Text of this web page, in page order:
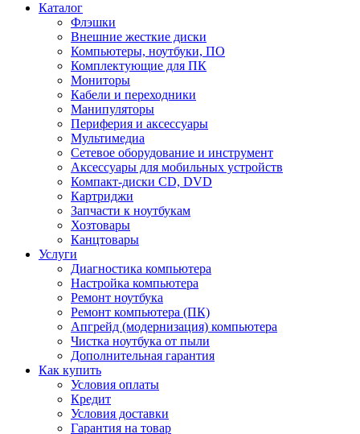
Каталог
Флэшки
Внешние жесткие диски
Компьютеры, ноутбуки, ПО
Комплектующие для ПК
Мониторы
Кабели и переходники
Манипуляторы
Периферия и аксессуары
Мультимедиа
Сетевое оборудование и инструмент
Аксессуары для мобильных устройств
Компакт-диски CD, DVD
Картриджи
Запчасти к ноутбукам
Хозтовары
Канцтовары
Услуги
Диагностика компьютера
Настройка компьютера
Ремонт ноутбука
Ремонт компьютера (ПК)
Апгрейд (модернизация) компьютера
Чистка ноутбука от пыли
Дополнительная гарантия
Как купить
Условия оплаты
Кредит
Условия доставки
Гарантия на товар